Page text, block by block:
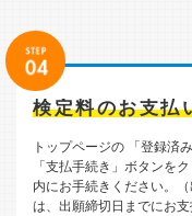
検定料のお支払
トップページの 「登録済
「支払手続き」ボタンを
内にお手続きください。
は、出願締切日までにお